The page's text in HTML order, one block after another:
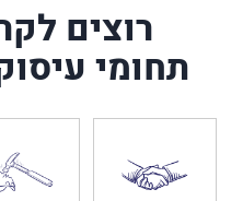
רוצים
תחומי